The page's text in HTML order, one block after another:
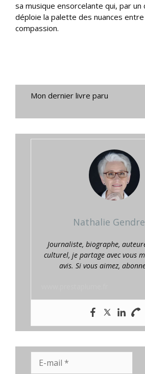
sa musique ensorcelante qui, par un
déploie la palette des nuances entre
compassion.
Mon dernier livre paru
Nathalie
Journaliste, biographe,
culturel, je partage avec vous
avis. Si vous aimez,
mail